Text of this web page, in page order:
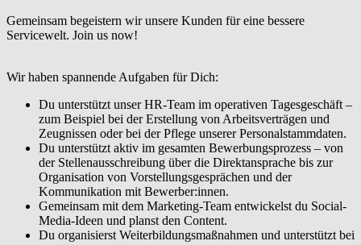
Gemeinsam begeistern wir unsere Kunden für eine bessere
Servicewelt. Join us now!
Wir haben spannende Aufgaben für Dich:
Du unterstützt unser HR-Team im operativen Tagesgeschäft –
zum Beispiel bei der Erstellung von Arbeitsverträgen und
Zeugnissen oder bei der Pflege unserer Personalstammdaten.
Du unterstützt aktiv im gesamten Bewerbungsprozess – von
der Stellenausschreibung über die Direktansprache bis zur
Organisation von Vorstellungsgesprächen und der
Kommunikation mit Bewerber:innen.
Gemeinsam mit dem Marketing-Team entwickelst du Social-
Media-Ideen und planst den Content.
Du organisierst Weiterbildungsmaßnahmen und unterstützt bei